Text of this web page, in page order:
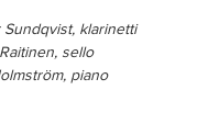
klarinetti
sello
piano